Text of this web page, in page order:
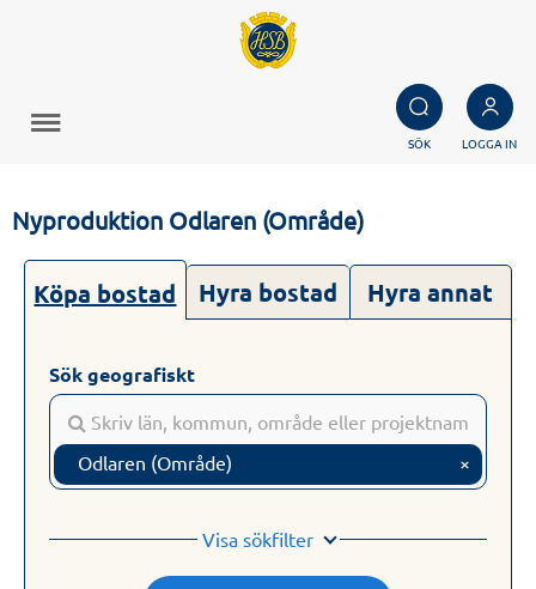
SÖK LOGGA IN
Nyproduktion Odlaren (Område)
Köpa bostad Hyra bostad Hyra annat
Sök geografiskt
Odlaren (Område) ×
Visa sökfilter